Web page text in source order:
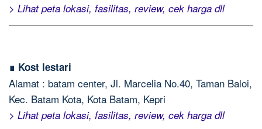
> Lihat peta lokasi, fasilitas, review, cek harga dll
∎ Kost lestari
Alamat : batam center, Jl. Marcelia No.40, Taman Baloi,
Kec. Batam Kota, Kota Batam, Kepri
> Lihat peta lokasi, fasilitas, review, cek harga dll